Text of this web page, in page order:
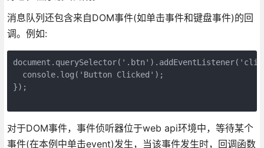
消息队列还包含来自DOM事件(如单击事件和键盘事件)的回
调。例如:
  console.log('Button Clicked');
});
对于DOM事件，事件侦听器位于web api环境中，等待某个
事件(在本例中单击event)发生，当该事件发生时，回调函数